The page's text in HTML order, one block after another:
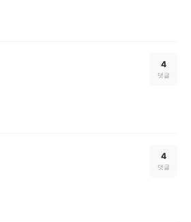
4
댓글
4
댓글